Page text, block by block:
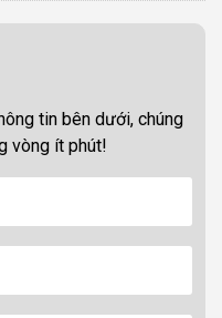
tin bên dưới, chúng
vòng ít phút!